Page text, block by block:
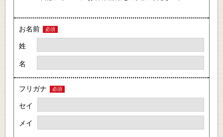
お名前 必須
姓
名
フリガナ 必須
セイ
メイ